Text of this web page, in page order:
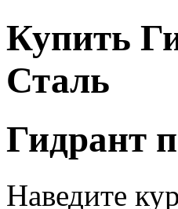
Купить
Сталь
Гидрант
Наведите